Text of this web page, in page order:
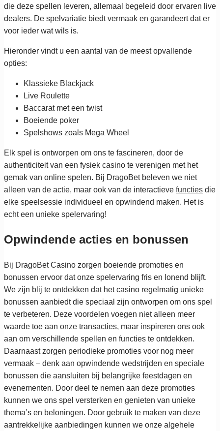
die deze spellen leveren, allemaal begeleid door ervaren live
dealers. De spelvariatie biedt vermaak en garandeert dat er
voor ieder wat wils is.
Hieronder vindt u een aantal van de meest opvallende
opties:
Klassieke Blackjack
Live Roulette
Baccarat met een twist
Boeiende poker
Spelshows zoals Mega Wheel
Elk spel is ontworpen om ons te fascineren, door de
authenticiteit van een fysiek casino te verenigen met het
gemak van online spelen. Bij DragoBet beleven we niet
alleen van de actie, maar ook van de interactieve functies die
elke speelsessie individueel en opwindend maken. Het is
echt een unieke spelervaring!
Opwindende acties en bonussen
Bij DragoBet Casino zorgen boeiende promoties en
bonussen ervoor dat onze spelervaring fris en lonend blijft.
We zijn blij te ontdekken dat het casino regelmatig unieke
bonussen aanbiedt die speciaal zijn ontworpen om ons spel
te verbeteren. Deze voordelen voegen niet alleen meer
waarde toe aan onze transacties, maar inspireren ons ook
aan om verschillende spellen en functies te ontdekken.
Daarnaast zorgen periodieke promoties voor nog meer
vermaak – denk aan opwindende wedstrijden en speciale
bonussen die aansluiten bij belangrijke feestdagen en
evenementen. Door deel te nemen aan deze promoties
kunnen we ons spel versterken en genieten van unieke
thema’s en beloningen. Door gebruik te maken van deze
aantrekkelijke aanbiedingen kunnen we onze algehele